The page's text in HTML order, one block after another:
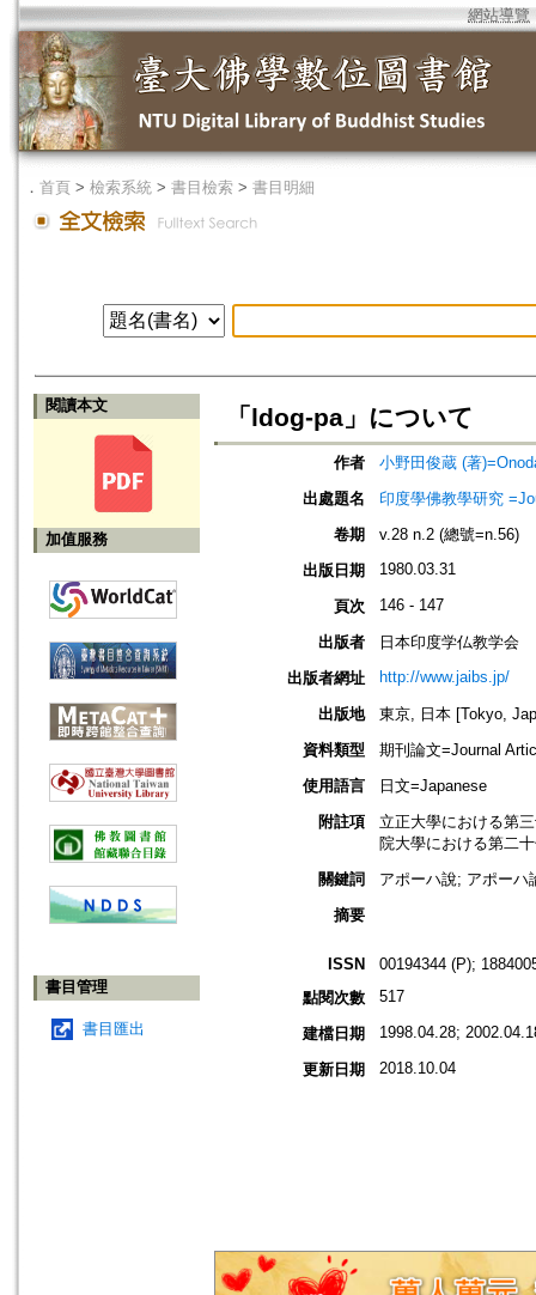
網站導覽
． 首頁 > 檢索系統 > 書目檢索 > 書目明細
閱讀本文
加值服務
書目管理
書目匯出
「ldog-pa」について
作者
小野田俊蔵 (著
出處題名
印度學佛教學研究
卷期
v.28 n.2 (總號=n.56)
出版日期
1980.03.31
頁次 146 - 147
出版者
日本印度学仏教学会
出版者網址
http://www.jaibs.jp/
出版地
東京, 日本 [Tokyo,
資料類型
期刊論文=Journal
使用語言
日文=Japanese
附註項
立正大學における第
院大學における第二
關鍵詞
アポーハ說; アポー
摘要
ISSN
00194344 (P);
點閱次數
517
建檔日期 1998.04.28;
更新日期 2018.10.04